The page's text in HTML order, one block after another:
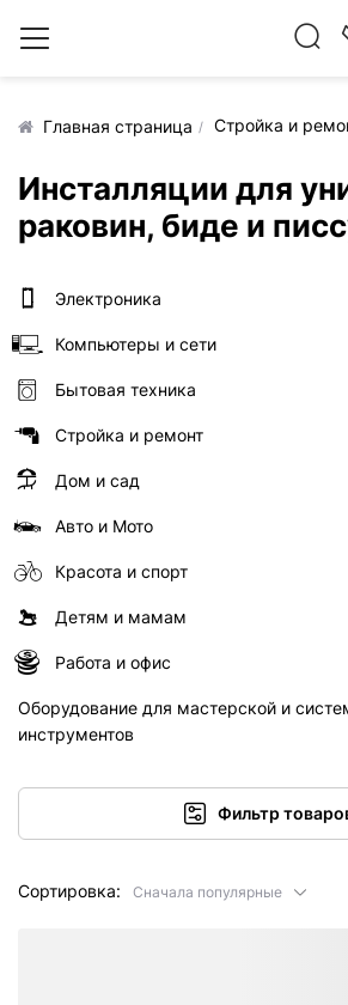
Главная страница Стройка и
Инсталляции для
раковин, биде и
Электроника
Компьютеры и сети
Бытовая техника
Стройка и ремонт
Дом и сад
Авто и Мото
Красота и спорт
Детям и мамам
Работа и офис
Оборудование для мастерской и
инструментов
Фильтр
Сортировка: Сначала популярные